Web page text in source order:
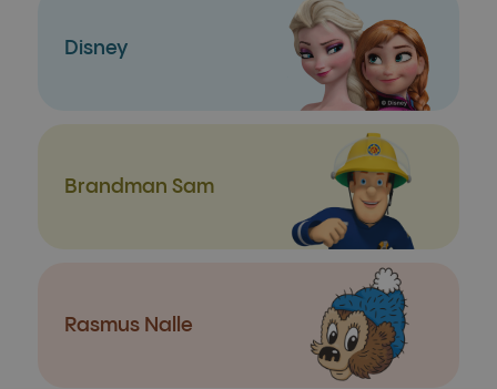
Disney
Brandman Sam
Rasmus Nalle